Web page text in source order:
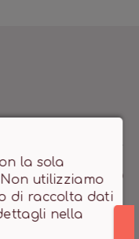
Sociale
la sola
utilizziamo
di raccolta dati
nella